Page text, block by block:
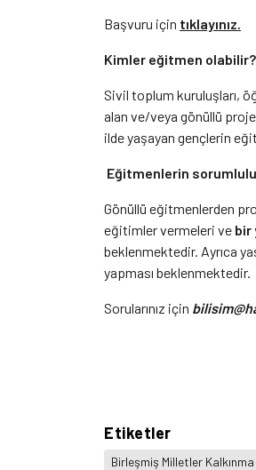
Başvuru için tıklayınız.
Kimler eğitmen olabilir?
Sivil toplum kuruluşları,
alan ve/veya gönüllü
ilde yaşayan gençlerin
Eğitmenlerin
Gönüllü eğitmenlerden
eğitimler vermeleri ve bir
beklenmektedir. Ayrıca
yapması beklenmektedir.
Sorularınız için bilisim@
Etiketler
Birleşmiş Milletler